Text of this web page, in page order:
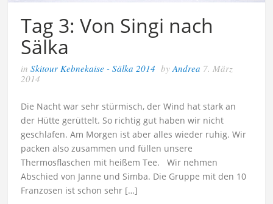
Tag 3: Von Singi nach
Sälka
inSkitour Kebnekaise - Sälka 2014 byAndrea 7. März
2014
Die Nacht war sehr stürmisch, der Wind hat stark an
der Hütte gerüttelt. So richtig gut haben wir nicht
geschlafen. Am Morgen ist aber alles wieder ruhig. Wir
packen also zusammen und füllen unsere
Thermosflaschen mit heißem Tee. Wir nehmen
Abschied von Janne und Simba. Die Gruppe mit den 10
Franzosen ist schon sehr […]